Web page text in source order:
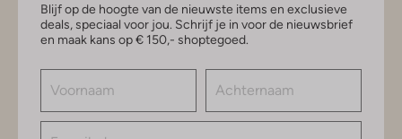
Blijf op de hoogte van de nieuwste items en exclusieve
deals, speciaal voor jou. Schrijf je in voor de nieuwsbrief
en maak kans op € 150,- shoptegoed.